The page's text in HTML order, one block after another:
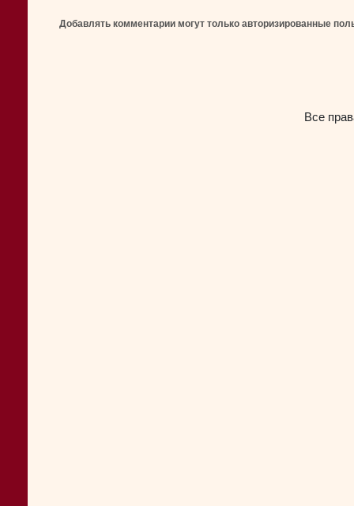
Добавлять комментарии могут только авторизированные
Все